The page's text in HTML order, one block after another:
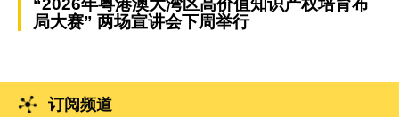
“2026年粤港澳大湾区高价值知识产权培育布
局大赛” 两场宣讲会下周举行
订阅频道